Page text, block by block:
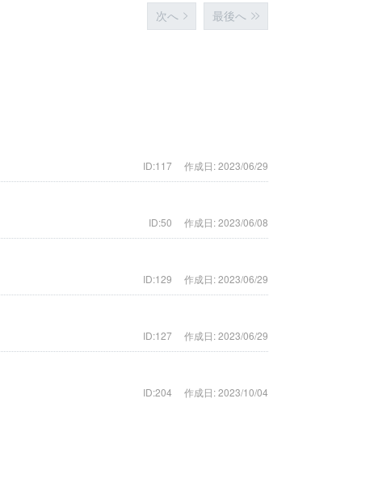
次へ 最後へ
ID:117 作成日: 2023/06/29
ID:50 作成日: 2023/06/08
ID:129 作成日: 2023/06/29
ID:127 作成日: 2023/06/29
ID:204 作成日: 2023/10/04